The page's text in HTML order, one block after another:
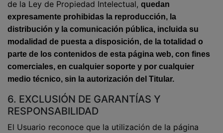
de la Ley de Propiedad Intelectual, quedan
expresamente prohibidas la reproducción, la
distribución y la comunicación pública, incluida su
modalidad de puesta a disposición, de la totalidad o
parte de los contenidos de esta página web, con fines
comerciales, en cualquier soporte y por cualquier
medio técnico, sin la autorización del Titular.
6. EXCLUSIÓN DE GARANTÍAS Y
RESPONSABILIDAD
El Usuario reconoce que la utilización de la página